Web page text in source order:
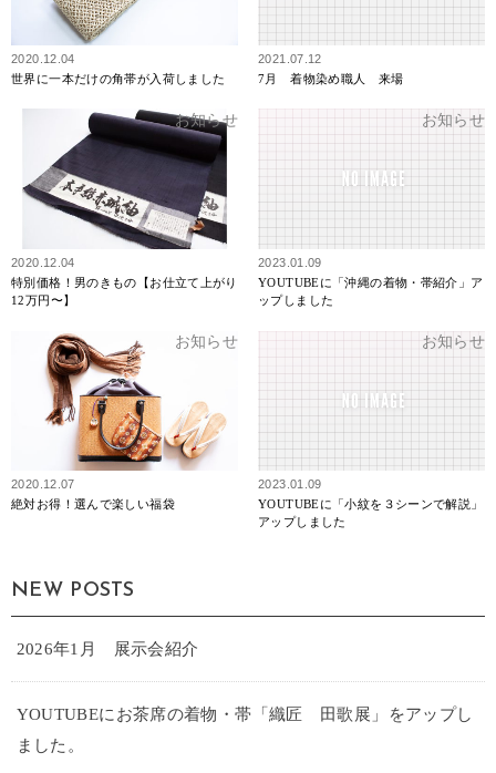
2020.12.04
世界に一本だけの角帯が入荷しました
2021.07.12
7月 着物染め職人 来場
お知らせ
2020.12.04
特別価格！男のきもの【お仕立て上がり
12万円〜】
お知らせ
2023.01.09
YOUTUBEに「沖縄の着物・帯紹介」ア
ップしました
お知らせ
2020.12.07
絶対お得！選んで楽しい福袋
お知らせ
2023.01.09
YOUTUBEに「小紋を３シーンで解説」
アップしました
NEW POSTS
2026年1月 展示会紹介
YOUTUBEにお茶席の着物・帯「織匠 田歌展」をアップし
ました。